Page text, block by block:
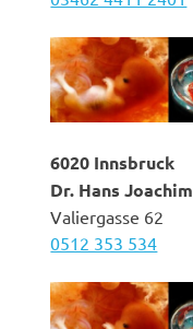
6020 Innsbruck
Dr. Hans
Valiergasse 62
0512 353 534